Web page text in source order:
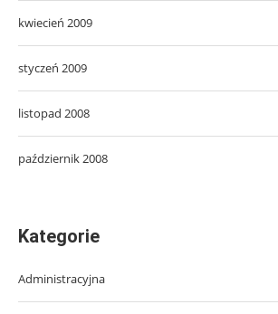
kwiecień 2009
styczeń 2009
listopad 2008
październik 2008
Kategorie
Administracyjna